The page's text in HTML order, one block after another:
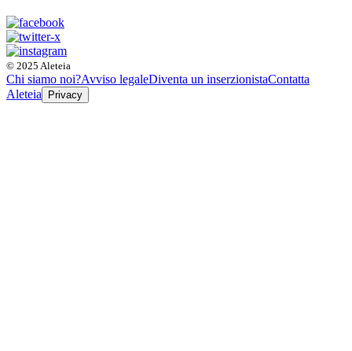
© 2025 Aleteia
Chi siamo noi?Avviso legaleDiventa un inserzionistaContatta
Aleteia
Privacy